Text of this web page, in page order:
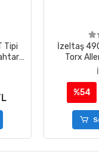
Tipi
İzeltaş
Torx
%54